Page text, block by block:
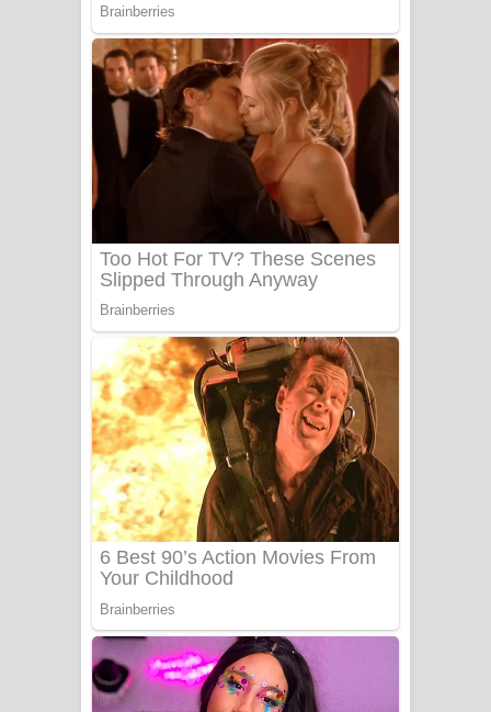
- ලියමුද දැන් අනාගතේ ගීතයේ පද පෙළ
Doni Song Lyrics - දෝණි ගීතයේ පද
පෙළ
Benthara Palame Song Lyrics -
බෙන්තර පාලමේ ගීතයේ පද පෙළ
Sanda Babalena Song Lyrics - සඳ
බැබලෙන ගීතයේ පද පෙළ
Adare Wadi Nisa Song Lyrics - ආදරේ
වැඩි නිසා ගීතයේ පද පෙළ
UNUHUMA Song Lyrics - උණුහුම
ගීතයේ පද පෙළ
Katakara Song Lyrics - කටකාර ගීතයේ
පද පෙළ
Tharu Yaye Dilena Song Lyrics - තරු
යායේ දිලෙනා ගීතයේ පද පෙළ
Ow Man Sosa Song Lyrics - ඔව් මං